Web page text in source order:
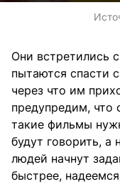
Они встретились
пытаются спасти
через что им
предупредим, что
такие фильмы
будут говорить, а
людей начнут
быстрее,